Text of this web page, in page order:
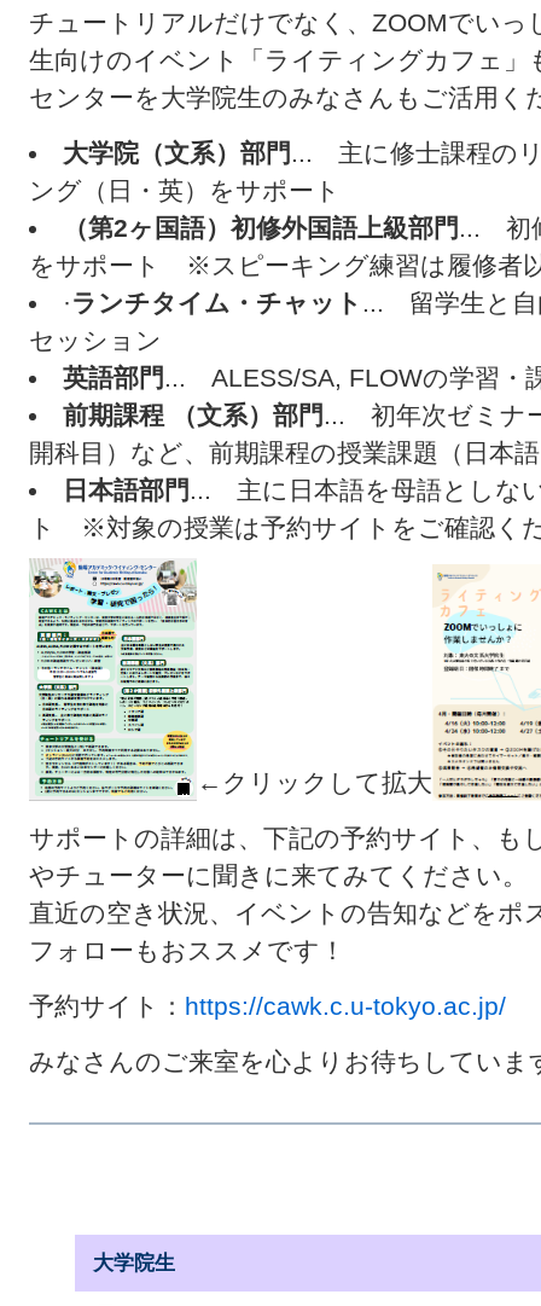
チュートリアルだけでなく、ZOOMでいっ
生向けのイベント「ライティングカフェ
センターを大学院生のみなさんもご活用く
大学院（文系）部門 ... 主に修士課程の
ング（日・英）をサポート
（第2ヶ国語）初修外国語上級部門 ... 初
をサポート ※スピーキング練習は履修者
·ランチタイム・チャット ... 留学生と自
セッション
英語部門 ... ALESS/SA, FLOWの学習・
前期課程
（文系）部門 ... 初年次ゼミナ
開科目）など、前期課程の授業課題（日本
日本語部門 ... 主に日本語を母語としな
ト ※対象の授業は予約サイトをご確認く
←クリックして拡大
サポートの詳細は、下記の予約サイト、も
やチューターに聞きに来てみてください。
直近の空き状況、イベントの告知などをポ
フォローもおススメです！
予約サイト： https://cawk.c.u-tokyo.ac.jp/
みなさんのご来室を心よりお待ちしていま
大学院生